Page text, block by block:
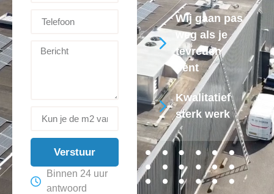
Verstuur
Binnen 24 uur
antwoord
Wij gaan pas
weg als je
tevreden
bent
Kwalitatief
sterk werk